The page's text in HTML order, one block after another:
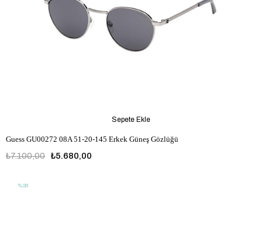
Guess GU00272 08A 51-20-145 Erkek Güneş Gözlüğü
₺5.680,00
₺7.100,00
Sepete Ekle
%20